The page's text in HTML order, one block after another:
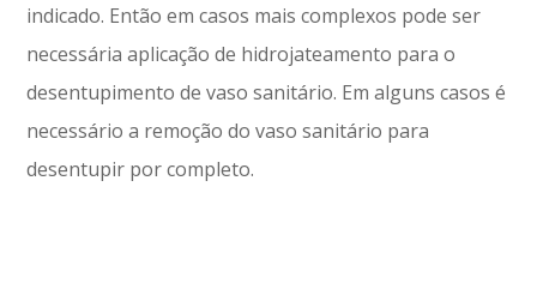
indicado. Então em casos mais complexos pode ser
necessária aplicação de hidrojateamento para o
desentupimento de vaso sanitário. Em alguns casos é
necessário a remoção do vaso sanitário para
desentupir por completo.